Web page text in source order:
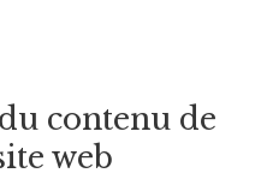
contenu de
web